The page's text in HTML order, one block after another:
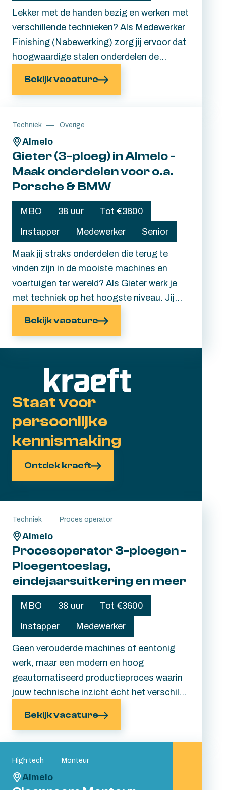
Lekker met de handen bezig en werken met
verschillende technieken? Als Medewerker
Finishing (Nabewerking) zorg jij ervoor dat
hoogwaardige stalen onderdelen de
moderne en geautomatiseerde
samen. Hier worden dagelijks kwalitatieve
stalen onderdelen gemaakt voor klanten
over de hele wereld. Zin in een uitdaging
met een ijzersterke toekomst? Lees snel
verder.
Bekijk vacature
Techniek Overige
Gieter (3-ploeg) in Almelo -
Maak onderdelen voor o.a.
Porsche & BMW
MBO
38 uur
Tot €3600
Instapper
Medewerker Senior
Almelo
Maak jij straks onderdelen die terug te
vinden zijn in de mooiste machines en
voertuigen ter wereld? Als Gieter werk je
met techniek op het hoogste niveau. Jij
in sterke, hoogwaardige onderdelen die
zomaar voor Porsche of BMW kunnen zijn.
Bekijk vacature
Staat voor
persoonlijke
kennismaking
Ontdek kraeft
Techniek Proces operator
Procesoperator 3-ploegen -
Ploegentoeslag,
eindejaarsuitkering en meer
MBO
38 uur
Tot €3600
Instapper
Medewerker
Almelo
Geen verouderde machines of eentonig
werk, maar een modern en hoog
geautomatiseerd productieproces waarin
jouw technische inzicht écht het verschil
stalen onderdelen die wereldwijd worden
collega's die voor elkaar klaarstaan,
houden van een directe aanpak én weten
Bekijk vacature
High tech Monteur
Almelo